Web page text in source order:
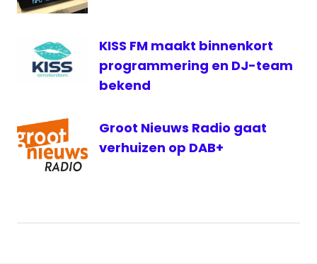
KISS FM maakt binnenkort
programmering en DJ-team
bekend
Groot Nieuws Radio gaat
verhuizen op DAB+